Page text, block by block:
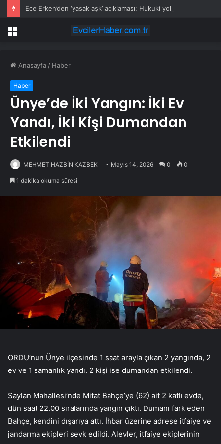
Menü
Anasayfa / Haber
Haber
Ünye’de İki Yangın: İki Ev
Yandı, İki Kişi Dumandan
Etkilendi
MEHMET HAZBİN KAZBEK Mayıs 14, 2026 0 0
1 dakika okuma süresi
ORDU’nun Ünye ilçesinde 1 saat arayla çıkan 2 yangında, 2
ev ve 1 samanlık yandı. 2 kişi ise dumandan etkilendi.
Saylan Mahallesi’nde Mitat Bahçe’ye (62) ait 2 katlı evde,
dün saat 22.00 sıralarında yangın çıktı. Dumanı fark eden
Bahçe, kendini dışarıya attı. İhbar üzerine adrese itfaiye ve
jandarma ekipleri sevk edildi. Alevler, itfaiye ekiplerinin